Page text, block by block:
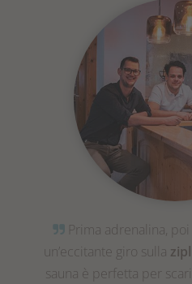
Prima adrenalina,
un’eccitante giro sulla
sauna è perfetta per